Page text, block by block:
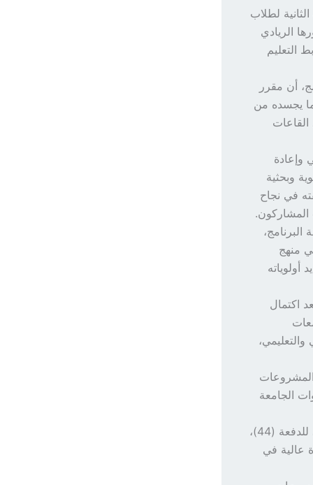
لطلاب
الريادي
التعليم
أن مقرر
يجسده من
وإعادة
وبحثية
في نجاح
المشاركون.
منهج
أولوياته
اكتمال
الجامعة
وفي ذات السياق، أوضحت الطالبة هناء محيي الدين، منسقة مقرر التدريب الميداني للدفعة (44)،
عالية في